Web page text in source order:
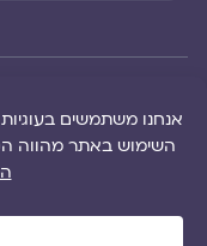
הזכויות של מגזין
ושרה סגל־כץ אלא
של
שגגה
צרו